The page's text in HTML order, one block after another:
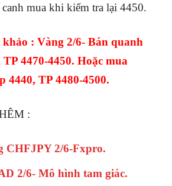
mua khi kiểm tra lại 4450.
: Vàng 2/6- Bán quanh
4470-4450. Hoặc mua
4440, TP 4480-4500.
:
CHFJPY 2/6-Fxpro.
2/6- Mô hình tam giác.